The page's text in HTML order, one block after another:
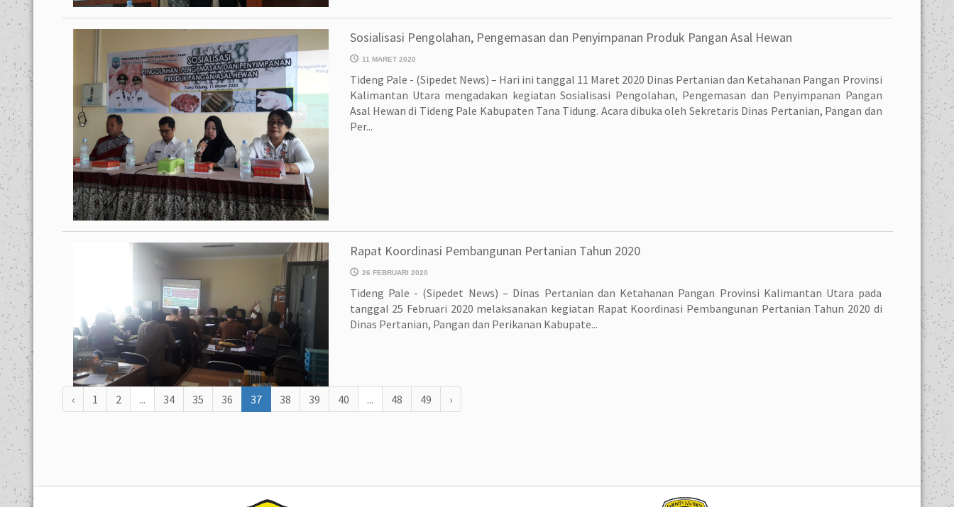
Sosialisasi Pengolahan, Pengemasan dan Penyimpanan Produk Pangan Asal Hewan
11 MARET 2020
Tideng Pale - (Sipedet News) – Hari ini tanggal 11 Maret 2020 Dinas Pertanian dan Ketahanan Pangan Provinsi
Kalimantan Utara mengadakan kegiatan Sosialisasi Pengolahan, Pengemasan dan Penyimpanan Pangan
Asal Hewan di Tideng Pale Kabupaten Tana Tidung. Acara dibuka oleh Sekretaris Dinas Pertanian, Pangan dan
Per...
Rapat Koordinasi Pembangunan Pertanian Tahun 2020
26 FEBRUARI 2020
Tideng Pale - (Sipedet News) – Dinas Pertanian dan Ketahanan Pangan Provinsi Kalimantan Utara pada
tanggal 25 Februari 2020 melaksanakan kegiatan Rapat Koordinasi Pembangunan Pertanian Tahun 2020 di
Dinas Pertanian, Pangan dan Perikanan Kabupate...
‹ 1 2 ... 34 35 36 37 38 39 40 ... 48 49 ›